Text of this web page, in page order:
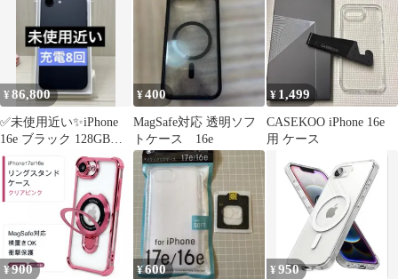
¥86,800
✅未使用近い✨iPhone
16e ブラック 128GB
SIMフリー✨充電8回
¥400
MagSafe対応 透明ソフ
トケース 16e
¥ 1,499
CASEKOO iPhone 16e
用 ケース
¥900 ¥600 ¥950